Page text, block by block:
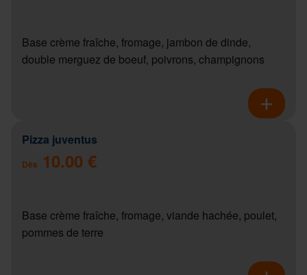
Base crème fraîche, fromage, jambon de dinde,
double merguez de boeuf, poivrons, champignons
Pizza juventus
Dès 10.00 €
Base crème fraîche, fromage, viande hachée, poulet,
pommes de terre